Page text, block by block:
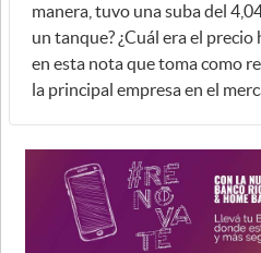
manera, tuvo una suba del
un tanque? ¿Cuál era el precio
en esta nota que toma como
la principal empresa en el